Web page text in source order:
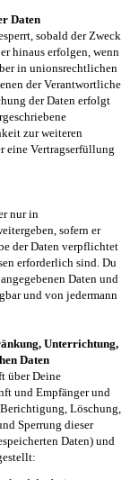
Daten
sobald der Zweck
hinaus erfolgen, wenn
in unionsrechtlichen
der Verantwortliche
der Daten erfolgt
zur weiteren
eine Vertragserfüllung
nur in
sofern er
der Daten verpflichtet
erforderlich sind. Du
Daten und
und von jedermann
Unterrichtung,
Daten
über Deine
und Empfänger und
Löschung,
Sperrung dieser
Daten) und